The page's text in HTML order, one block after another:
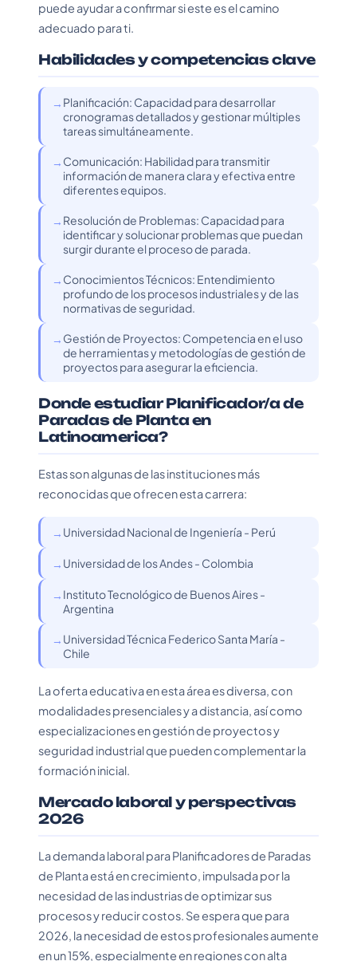
puede ayudar a confirmar si este es el camino
adecuado para ti.
Habilidades y competencias clave
Planificación: Capacidad para desarrollar
cronogramas detallados y gestionar múltiples
tareas simultáneamente.
Comunicación: Habilidad para transmitir
información de manera clara y efectiva entre
diferentes equipos.
Resolución de Problemas: Capacidad para
identificar y solucionar problemas que puedan
surgir durante el proceso de parada.
Conocimientos Técnicos: Entendimiento
profundo de los procesos industriales y de las
normativas de seguridad.
Gestión de Proyectos: Competencia en el uso
de herramientas y metodologías de gestión de
proyectos para asegurar la eficiencia.
Donde estudiar Planificador/a de
Paradas de Planta en
Latinoamerica?
Estas son algunas de las instituciones más
reconocidas que ofrecen esta carrera:
Universidad Nacional de Ingeniería - Perú
Universidad de los Andes - Colombia
Instituto Tecnológico de Buenos Aires -
Argentina
Universidad Técnica Federico Santa María -
Chile
La oferta educativa en esta área es diversa, con
modalidades presenciales y a distancia, así como
especializaciones en gestión de proyectos y
seguridad industrial que pueden complementar la
formación inicial.
Mercado laboral y perspectivas
2026
La demanda laboral para Planificadores de Paradas
de Planta está en crecimiento, impulsada por la
necesidad de las industrias de optimizar sus
procesos y reducir costos. Se espera que para
2026, la necesidad de estos profesionales aumente
en un 15%, especialmente en regiones con alta